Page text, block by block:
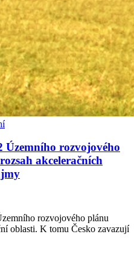
Územního rozvojového
akceleračních
rozvojového plánu
oblasti. K tomu Česko zavazují